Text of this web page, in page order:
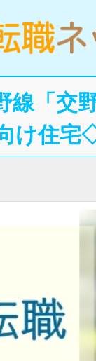
線「
け住宅